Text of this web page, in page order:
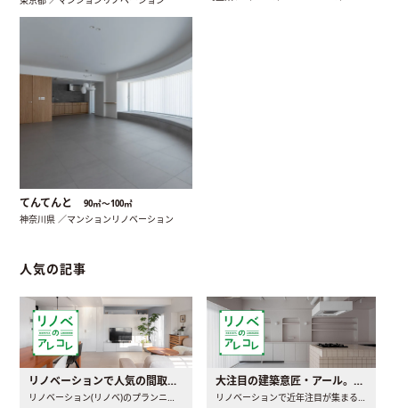
てんてんと 90㎡〜100㎡
神奈川県 ／マンションリノベーション
人気の記事
リノベーションで人気の間取りとは？トレンドの間取りと実例を徹底解説
リノベーション(リノベ)のプランニングで一番最初に決めるのは..
大注目の建築意匠・アール。人気の理由と空間に取り入れるポイント
リノベーションで近年注目が集まる建築意匠の一つであるアール..